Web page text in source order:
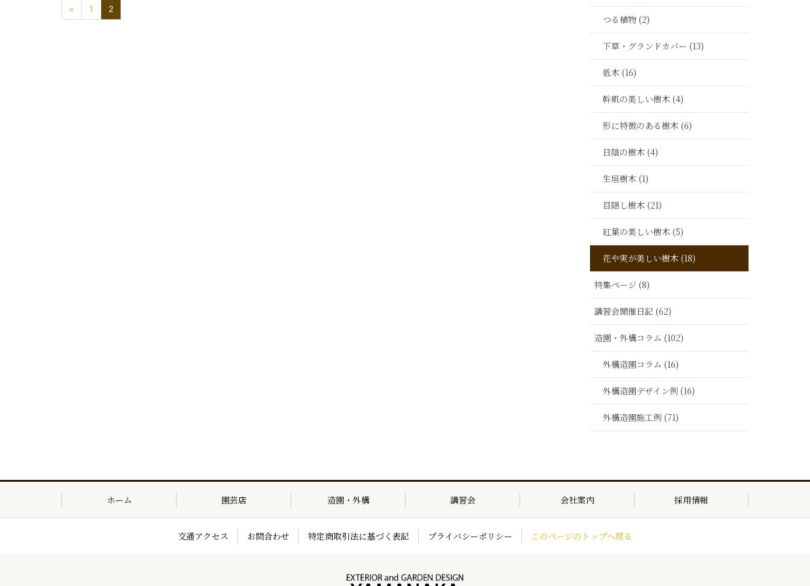
« 1 2
つる植物 (2)
下草・グランドカバー (13)
低木 (16)
幹肌の美しい樹木 (4)
形に特徴のある樹木 (6)
日陰の樹木 (4)
生垣樹木 (1)
目隠し樹木 (21)
紅葉の美しい樹木 (5)
花や実が美しい樹木 (18)
特集ページ (8)
講習会開催日記 (62)
造園・外構コラム (102)
外構造園コラム (16)
外構造園デザイン例 (16)
外構造園施工例 (71)
ホーム 園芸店 造園・外構 講習会 会社案内 採用情報
交通アクセス お問合わせ 特定商取引法に基づく表記 プライバシーポリシー このページのトップへ戻る